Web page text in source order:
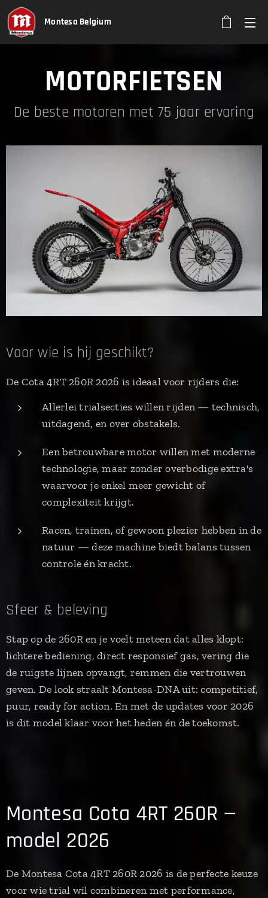
Montesa Belgium
MOTORFIETSEN
De beste motoren met 75 jaar ervaring
Voor wie is hij geschikt?
De Cota 4RT 260R 2026 is ideaal voor rijders die:
Allerlei trialsecties willen rijden — technisch,
uitdagend, en over obstakels.
Een betrouwbare motor willen met moderne
technologie, maar zonder overbodige extra's
waarvoor je enkel meer gewicht of
complexiteit krijgt.
Racen, trainen, of gewoon plezier hebben in de
natuur — deze machine biedt balans tussen
controle én kracht.
Sfeer & beleving
Stap op de 260R en je voelt meteen dat alles klopt:
lichtere bediening, direct responsief gas, vering die
de ruigste lijnen opvangt, remmen die vertrouwen
geven. De look straalt Montesa-DNA uit: competitief,
puur, ready for action. En met de updates voor 2026
is dit model klaar voor het heden én de toekomst.
Montesa Cota 4RT 260R —
model 2026
De Montesa Cota 4RT 260R 2026 is de perfecte keuze
voor wie trial wil combineren met performance,